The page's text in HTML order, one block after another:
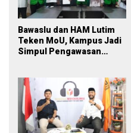
Bawaslu dan HAM Lutim
Teken MoU, Kampus Jadi
Simpul Pengawasan